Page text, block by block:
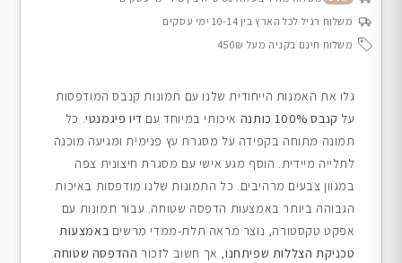
משלוח רגיל לכל הארץ בין 10-14 ימי עסקים
משלוח חינם בקניה מעל 450₪
גלו את האמנות הייחודית שלנו עם תמונות קנבס המודפסות
על קנבס 100% כותנה איכותי במיוחד עם דיו פיגמנטי. כל
תמונה מתוחה בקפידה על מסגרת עץ פנימית ומגיעה מוכנה
לתלייה מיידית. הוסף מגע אישי עם מסגרת חיצונית צפה
במגוון צבעים מרהיבים. כל התמונות שלנו מודפסות באיכות
הגבוהה ביותר באמצעות הדפסה שטוחה. עבור תמונות עם
אפקט טקסטורה, נוצר מראה תלת-ממדי מרשים באמצעות
טכניקת הצללות שפיתחנו, אך חשוב לזכור ההדפסה שטוחה.